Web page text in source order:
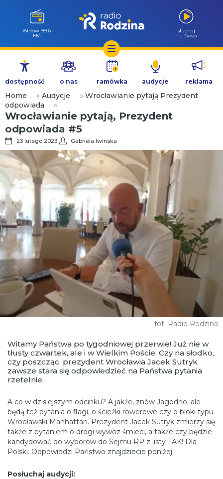
Przejdź
treści
Wołów 99.6
FM
słuchaj
na żywo
dostępność o nas ramówka audycje reklama
Home » Audycje » Wrocławianie pytają Prezydent
odpowiada
»
Wrocławianie pytają, Prezydent
odpowiada #5
23 lutego 2023 Gabriela Iwinska
fot. Radio Rodzina
Witamy Państwa po tygodniowej przerwie! Już nie w
tłusty czwartek, ale i w Wielkim Poście. Czy na słodko,
czy poszcząc, prezydent Wrocławia Jacek Sutryk
zawsze stara się odpowiedzieć na Państwa pytania
rzetelnie.
A co w dzisiejszym odcinku? A jakże, znów Jagodno, ale
będą też pytania o flagi, o ścieżki rowerowe czy o bloki typu
Wrocławski Manhattan. Prezydent Jacek Sutryk zmierzy się
także z pytaniem o drogi wywóz śmieci, a także czy będzie
kandydować do wyborów do Sejmu RP z listy TAK! Dla
Polski. Odpowiedzi Państwo znajdziecie poniżej.
Posłuchaj audycji: